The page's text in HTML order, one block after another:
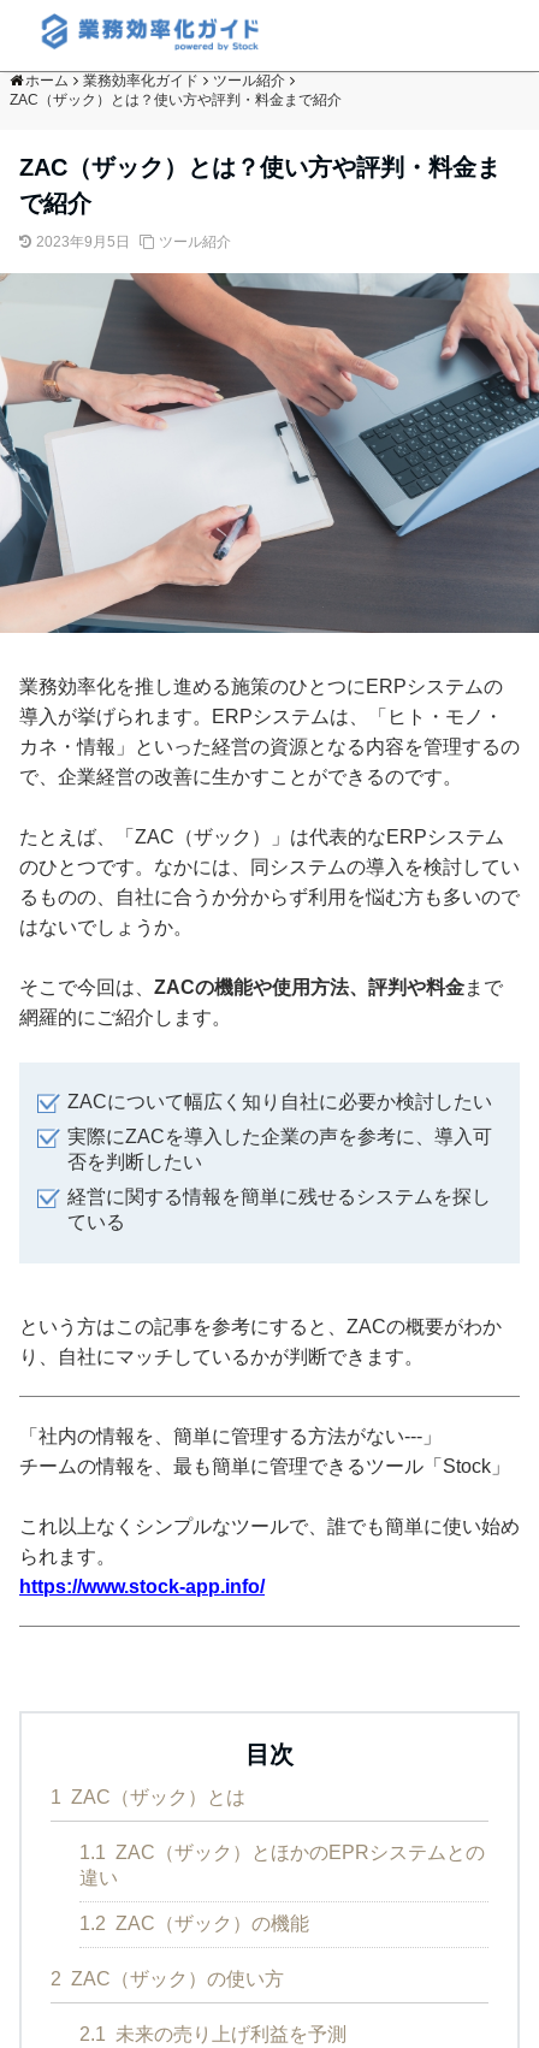
ホーム 業務効率化ガイド
ツール紹介
ZAC（ザック）とは？使い方や評判・料金まで紹介
ZAC（ザック）とは？使い方や評判・料金ま
で紹介
2023年9月5日 ツール紹介
業務効率化を推し進める施策のひとつにERPシステムの
導入が挙げられます。ERPシステムは、「ヒト・モノ・
カネ・情報」といった経営の資源となる内容を管理するの
で、企業経営の改善に生かすことができるのです。
たとえば、「ZAC（ザック）」は代表的なERPシステム
のひとつです。なかには、同システムの導入を検討してい
るものの、自社に合うか分からず利用を悩む方も多いので
はないでしょうか。
そこで今回は、 ZACの機能や使用方法、評判や料金まで
網羅的にご紹介します。
ZACについて幅広く知り自社に必要か検討したい
実際にZACを導入した企業の声を参考に、導入可
否を判断したい
経営に関する情報を簡単に残せるシステムを探し
ている
という方はこの記事を参考にすると、ZACの概要がわか
り、自社にマッチしているかが判断できます。
「社内の情報を、簡単に管理する方法がない---」
チームの情報を、最も簡単に管理できるツール「Stock」
これ以上なくシンプルなツールで、誰でも簡単に使い始め
られます。
https://www.stock-app.info/
目次
1 ZAC（ザック）とは
1.1 ZAC（ザック）とほかのEPRシステムとの
違い
1.2 ZAC（ザック）の機能
2 ZAC（ザック）の使い方
2.1 未来の売り上げ利益を予測